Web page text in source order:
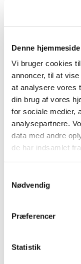
Denne
Vi bruger cookies
annoncer, til at
at analysere vores
din brug af vores
for sociale medier,
analysepartnere.
data med andre
de har indsamlet
Nødvendig
Præferencer
Statistik
Onsdag 3.
Cafe,